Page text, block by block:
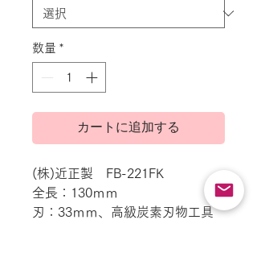
数量 *
カートに追加する
(株)近正製 FB-221FK
全長：130ｍｍ
刃：33ｍｍ、高級炭素刃物工具